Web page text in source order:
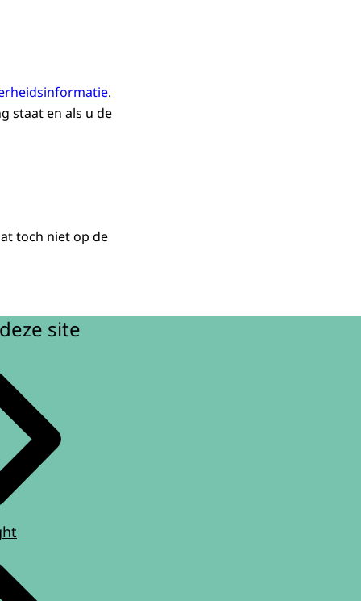
.
staat en als u de
toch niet op de
site